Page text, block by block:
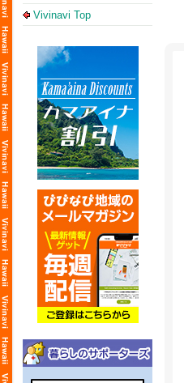
Vivinavi Top